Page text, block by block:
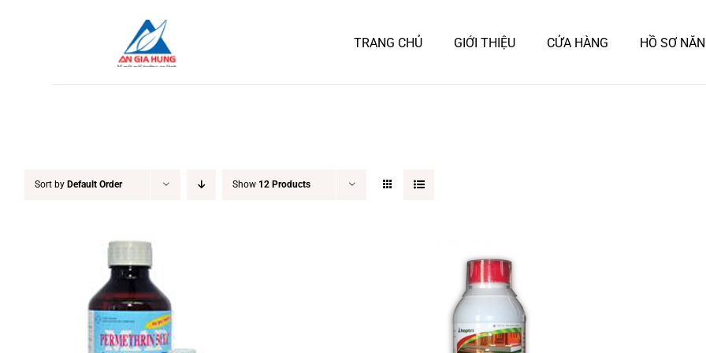
TRANG CHỦ GIỚI THIỆU CỬA HÀNG HỒ SƠ
Sort by Default Order Show 12 Products